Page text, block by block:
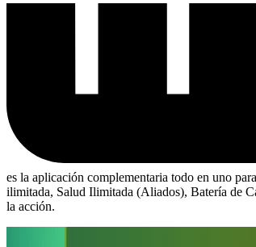
es la aplicación complementaria todo en uno para
ilimitada, Salud Ilimitada (Aliados), Batería de
la acción.